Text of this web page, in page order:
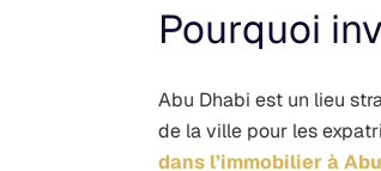
Pourquoi
Abu Dhabi est un lieu
de la ville pour les
dans l’immobilier à